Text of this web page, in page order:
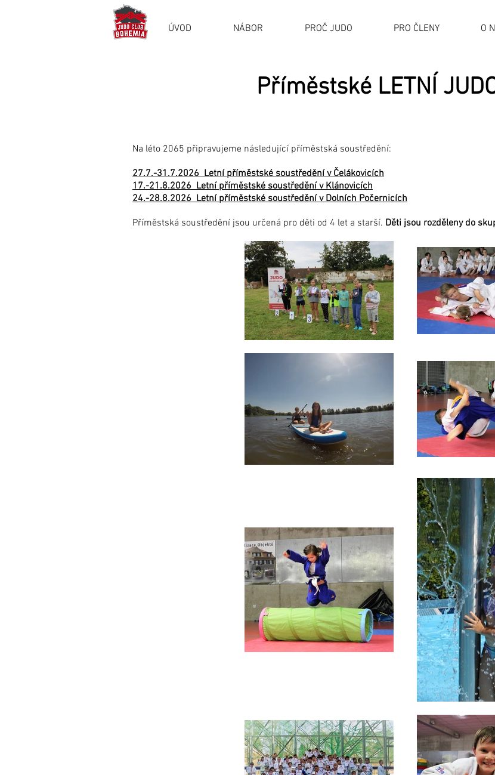
ÚVOD NÁBOR PROČ JUDO PRO ČLENY O
Příměstské LETNÍ
Na léto 2065 připravujeme následující příměstská soustředění:
27.7.-31.7.2026 Letní příměstské soustředění v Čelákovicích
17.-21.8.2026 Letní příměstské soustředění v Klánovicích
24.-28.8.2026 Letní příměstské soustředění v Dolních Počernicích
Příměstská soustředění jsou určená pro děti od 4 let a starší. Děti jsou rozděleny do